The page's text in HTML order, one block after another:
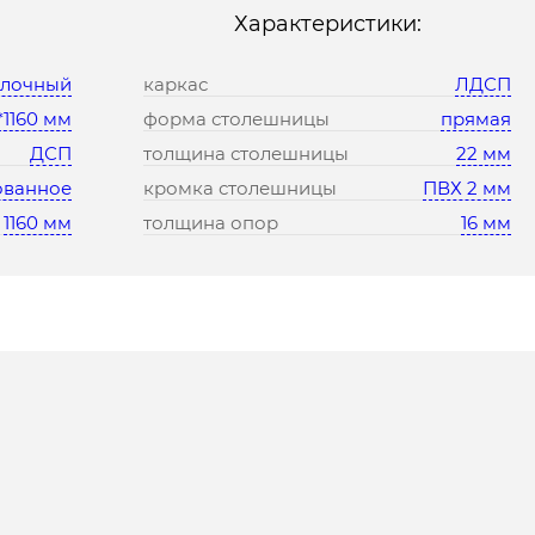
Характеристики:
мм
ДСП
1160 мм
каркас
ЛДСП
форма столешницы
прямая
толщина столешницы
22 мм
кромка столешницы
ПВХ 2 мм
толщина опор
16 мм